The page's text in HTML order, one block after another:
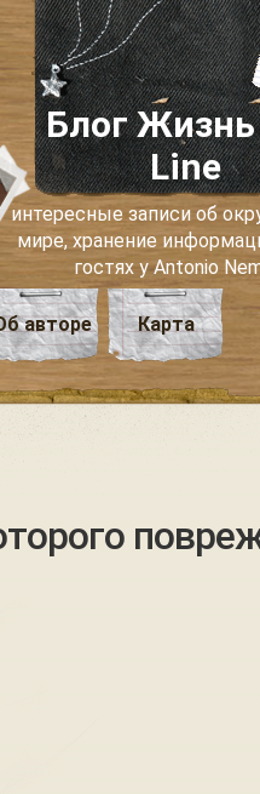
Блог Жизнь
Line
интересные записи об
мире, хранение
гостях у Antonio
авторе Карта